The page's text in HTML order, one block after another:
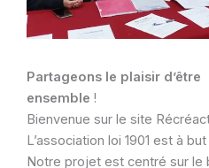
Partageons le plaisir d’être
ensemble !
Bienvenue sur le site
L’association loi 1901 est à
Notre projet est centré sur le